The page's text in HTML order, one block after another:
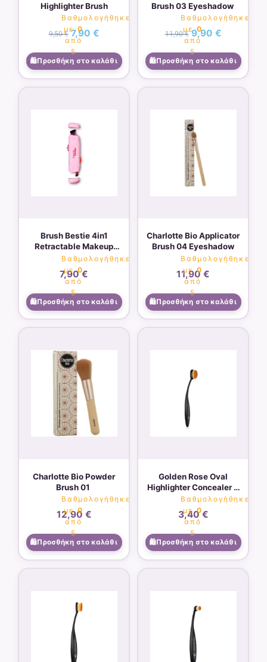
Highlighter Brush
Βαθμολογήθηκε
με0
από
5
9,50€ 7,90 €
Προσθήκη στο καλάθι
Brush 03 Eyeshadow
Βαθμολογήθηκε
με0
από
5
11,90€ 9,90 €
Προσθήκη στο καλάθι
Brush Bestie 4in1
Retractable Makeup
brush
Βαθμολογήθηκε
με0
από
5
7,90€
Προσθήκη στο καλάθι
Charlotte Bio Applicator
Brush 04 Eyeshadow
Βαθμολογήθηκε
με0
από
5
11,90€
Προσθήκη στο καλάθι
Charlotte Bio Powder
Brush 01
Βαθμολογήθηκε
με0
από
5
12,90 €
Προσθήκη στο καλάθι
Golden Rose Oval
Highlighter Concealer &
Contour Brush
Βαθμολογήθηκε
με0
από
5
3,40€
Προσθήκη στο καλάθι